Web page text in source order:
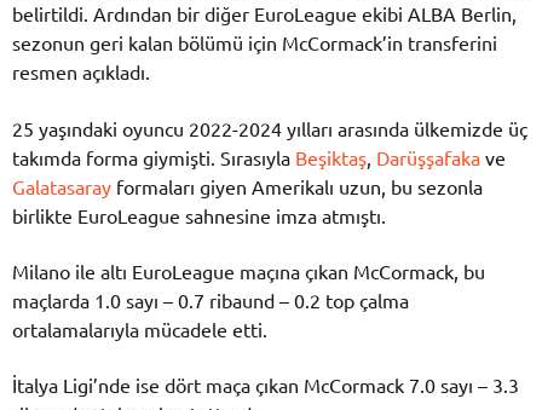
belirtildi. Ardından bir diğer EuroLeague ekibi ALBA Berlin,
sezonun geri kalan bölümü için McCormack’in transferini
resmen açıkladı.
25 yaşındaki oyuncu 2022-2024 yılları arasında ülkemizde üç
takımda forma giymişti. Sırasıyla Beşiktaş Darüşşafaka ve
Galatasaray formaları giyen Amerikalı uzun, bu sezonla
birlikte EuroLeague sahnesine imza atmıştı.
Milano ile altı EuroLeague maçına çıkan McCormack, bu
maçlarda 1.0 sayı – 0.7 ribaund – 0.2 top çalma
ortalamalarıyla mücadele etti.
İtalya Ligi’nde ise dört maça çıkan McCormack 7.0 sayı – 3.3